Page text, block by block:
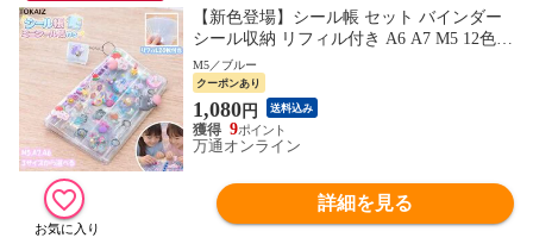
【新色登場】シール帳 セット バインダー
シール収納 リフィル付き A6 A7 M5 12色
クリア シールバインダー 手帳 持ち運び ミ
ニサイズ 透明 推し活グッズ 文房具 ステッ
カー 収納ファイル
M5／ブルー
クーポンあり
1,080円 送料込み
9
万通オンライン
詳細を見る